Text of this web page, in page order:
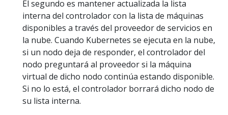
El segundo es mantener actualizada la lista
interna del controlador con la lista de máquinas
disponibles a través del proveedor de servicios en
la nube. Cuando Kubernetes se ejecuta en la nube,
si un nodo deja de responder, el controlador del
nodo preguntará al proveedor si la máquina
virtual de dicho nodo continúa estando disponible.
Si no lo está, el controlador borrará dicho nodo de
su lista interna.